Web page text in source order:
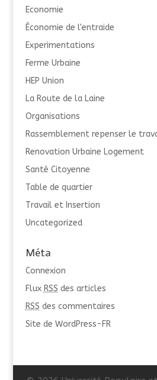
Economie
Économie de l'entraide
Experimentations
Ferme Urbaine
HEP Union
La Route de la Laine
Organisations
Rassemblement repenser le
Renovation Urbaine Logement
Santé Citoyenne
Table de quartier
Travail et Insertion
Uncategorized
Méta
Connexion
Flux RSS des articles
RSS des commentaires
Site de WordPress-FR